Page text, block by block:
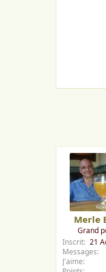
Merle
Grand
Inscrit 21
Messages
J'aime